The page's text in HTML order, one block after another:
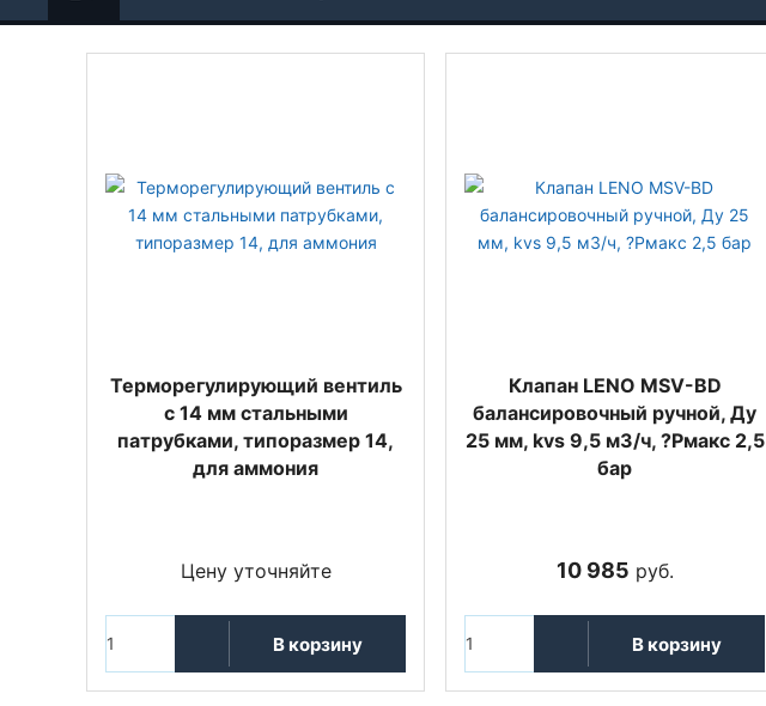
Терморегулирующий вентиль
c 14 мм стальными
патрубками, типоразмер 14,
для аммония
Цену уточняйте
В корзину
Клапан LENO MSV-BD
балансировочный ручной, Ду
25 мм, kvs 9,5 м3/ч, ?Pмакс 2,5
бар
10 985 руб.
В корзину